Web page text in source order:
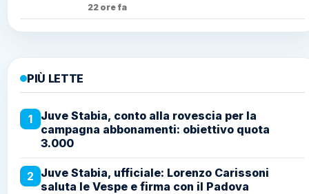
22 ore fa
PIÙ LETTE
1
Juve Stabia, conto alla rovescia per la
campagna abbonamenti: obiettivo quota
3.000
2 Juve Stabia, ufficiale: Lorenzo Carissoni
saluta le Vespe e firma con il Padova